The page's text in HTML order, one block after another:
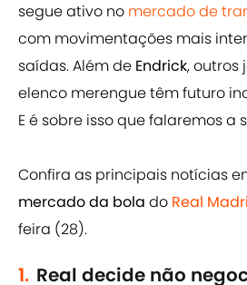
segue ativo no mercado de
com movimentações mais
saídas. Além de Endrick, outros
elenco merengue têm futuro
E é sobre isso que falaremos a
Confira as principais notícias
mercado da bola do Real
feira (28).
1. Real decide não